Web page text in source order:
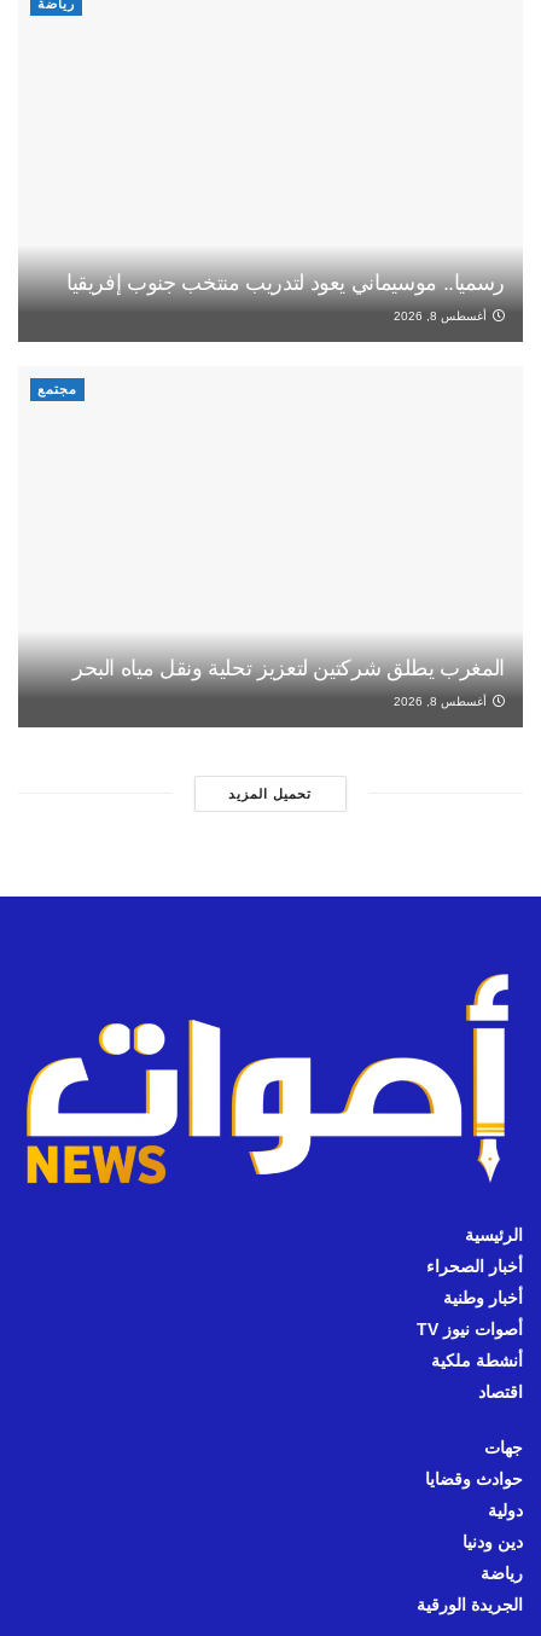
رياضة
رسميا.. موسيماني يعود لتدريب منتخب جنوب إفريقيا
أغسطس 8, 2026
مجتمع
المغرب يطلق شركتين لتعزيز تحلية ونقل مياه البحر
أغسطس 8, 2026
تحميل المزيد
الرئيسية
أخبار الصحراء
أخبار وطنية
أصوات نيوز TV
أنشطة ملكية
اقتصاد
جهات
حوادث وقضايا
دولية
دين ودنيا
رياضة
الجريدة الورقية